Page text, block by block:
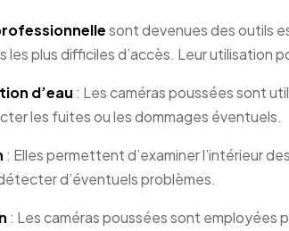
sont devenues des outils
plus difficiles d’accès. Leur utilisation
d’eau : Les caméras poussées sont
les fuites ou les dommages éventuels.
: Elles permettent d’examiner l’intérieur
d’éventuels problèmes.
: Les caméras poussées sont employées